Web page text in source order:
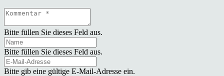
Bitte füllen Sie dieses Feld aus.
Bitte füllen Sie dieses Feld aus.
Bitte gib eine gültige E-Mail-Adresse ein.